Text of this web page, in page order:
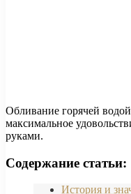
Обливание горячей
максимальное
руками.
Содержание статьи:
История и